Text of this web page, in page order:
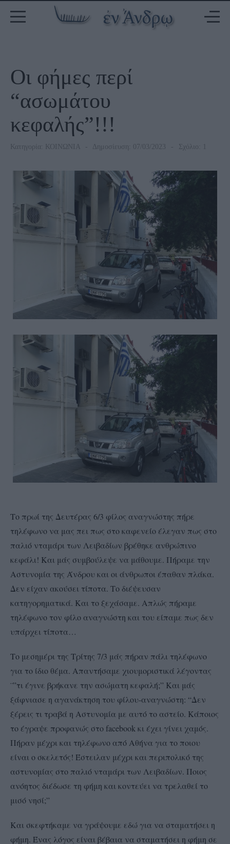
Οι φήμες περί
“ασωμάτου
κεφαλής”!!!
Κατηγορία: ΚΟΙΝΩΝΙΑ Δημοσίευση: 07/03/2023 Σχόλιο: 1
Το πρωί της Δευτέρας 6/3 φίλος αναγνώστης πήρε
τηλέφωνο να μας πει πως στο καφενείο έλεγαν πως στο
παλιό νταμάρι των Λειβαδίων βρέθηκε ανθρώπινο
κεφάλι! Και μάς συμβούλεψε να μάθουμε. Πήραμε την
Αστυνομία της Άνδρου και οι άνθρωποι έπαθαν πλάκα.
Δεν είχαν ακούσει τίποτα. Το διέψευσαν
κατηγορηματικά. Και το ξεχάσαμε. Απλώς πήραμε
τηλέφωνο τον φίλο αναγνώστη και του είπαμε πως δεν
υπάρχει τίποτα…
Το μεσημέρι της Τρίτης 7/3 μάς πήραν πάλι τηλέφωνο
για το ίδιο θέμα. Απαντήσαμε χιουμοριστικά λέγοντας
¨”τι έγινε βρήκανε την ασώματη κεφαλή;” Και μάς
ξάφνιασε η αγανάκτηση του φίλου-αναγνώστη: “Δεν
ξέρεις τι τραβά η Αστυνομία με αυτό το αστείο. Κάποιος
το έγραψε προφανώς στο facebook κι έχει γίνει χαμός.
Πήραν μέχρι και τηλέφωνο από Αθήνα για το ποιου
είναι ο σκελετός! Έστειλαν μέχρι και περιπολικό της
αστυνομίας στο παλιό νταμάρι των Λειβαδίων. Ποιος
ανόητος διέδωσε τη φήμη και κοντεύει να τρελαθεί το
μισό νησί;”
Και σκεφτήκαμε να γράψουμε εδώ για να σταματήσει η
φήμη. Ένας λόγος είναι βέβαια να σταματήσει η φήμη σε